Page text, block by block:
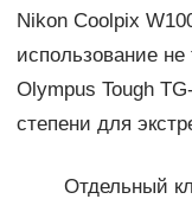
Nikon Coolpix
использование
Olympus Tough
степени для
Отдельный